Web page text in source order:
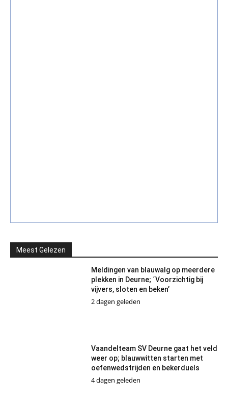
Meest Gelezen
Meldingen van blauwalg op meerdere
plekken in Deurne; ´Voorzichtig bij
vijvers, sloten en beken’
2 dagen geleden
Vaandelteam SV Deurne gaat het veld
weer op; blauwwitten starten met
oefenwedstrijden en bekerduels
4 dagen geleden